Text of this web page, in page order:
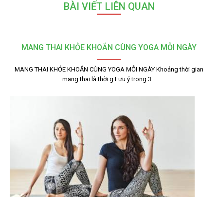
BÀI VIẾT LIÊN QUAN
MANG THAI KHỎE KHOẮN CÙNG YOGA MỖI NGÀY
MANG THAI KHỎE KHOẮN CÙNG YOGA MỖI NGÀY Khoảng thời gian
mang thai là thời g Lưu ý trong 3…